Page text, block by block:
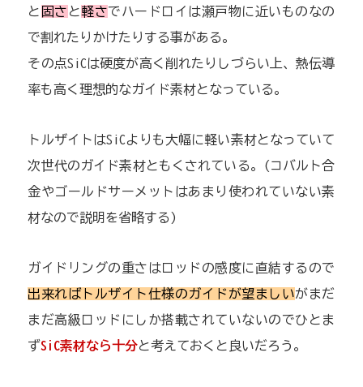
と 固さ と軽さでハードロイは瀬戸物に近いものなの
で割れたりかけたりする事がある。
その点SiCは硬度が高く削れたりしづらい上、熱伝導
率も高く理想的なガイド素材となっている。
トルザイトはSiCよりも大幅に軽い素材となっていて
次世代のガイド素材ともくされている。(コバルト合
金やゴールドサーメットはあまり使われていない素
材なので説明を省略する)
ガイドリングの重さはロッドの感度に直結するので
出来ればトルザイト仕様のガイドが望ましいがまだ
まだ高級ロッドにしか搭載されていないのでひとま
ずSiC素材なら十分と考えておくと良いだろう。